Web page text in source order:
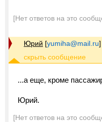
[Нет ответов на это
Юрий [yumiha@mail.ru]
...а еще, кроме
Юрий.
[Нет ответов на это